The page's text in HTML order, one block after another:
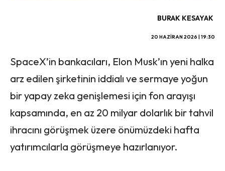
BURAK KESAYAK
20 HAZIRAN 2026 | 19:30
SpaceX’in bankacıları, Elon Musk’ın yeni halka
arz edilen şirketinin iddialı ve sermaye yoğun
bir yapay zeka genişlemesi için fon arayışı
kapsamında, en az 20 milyar dolarlık bir tahvil
ihracını görüşmek üzere önümüzdeki hafta
yatırımcılarla görüşmeye hazırlanıyor.